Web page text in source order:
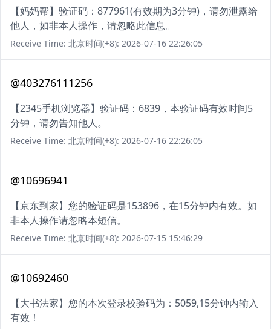
【妈妈帮】验证码：877961(有效期为3分钟)，请勿泄露给
他人，如非本人操作，请忽略此信息。
Receive Time: 北京时间(+8): 2026-07-16 22:26:05
@403276111256
【2345手机浏览器】验证码：6839，本验证码有效时间5
分钟，请勿告知他人。
Receive Time: 北京时间(+8): 2026-07-16 22:26:05
@10696941
【京东到家】您的验证码是153896，在15分钟内有效。如
非本人操作请忽略本短信。
Receive Time: 北京时间(+8): 2026-07-15 15:46:29
@10692460
【大书法家】您的本次登录校验码为：5059,15分钟内输入
有效！